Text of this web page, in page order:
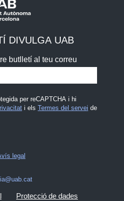
DIVULGA UAB
butlletí al teu correu
per reCAPTCHA i hi
i els Termes del servei de
legal
Protecció de dades